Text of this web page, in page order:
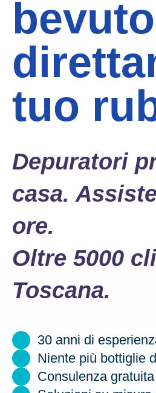
tuo
Depuratori
casa.
ore.
Oltre 5000
Toscana.
30 anni di
Niente più bottiglie
Consulenza